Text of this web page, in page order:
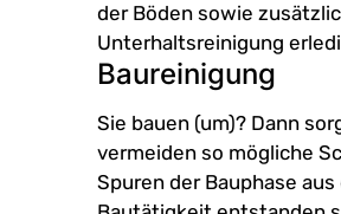
der Böden sowie
Unterhaltsreinigung
Baureinigung
Sie bauen (um)? Dann
vermeiden so mögliche
Spuren der Bauphase